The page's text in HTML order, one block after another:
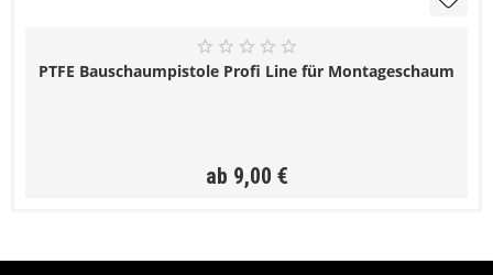
PTFE Bauschaumpistole Profi Line für Montageschaum
ab 9,00 €